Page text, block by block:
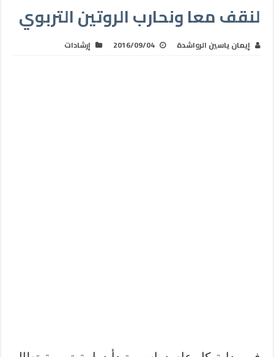
لنقف معا ونحارب الروتين التربوي
إيمان ياسين الرواشدة 2016/09/04 إرشادات